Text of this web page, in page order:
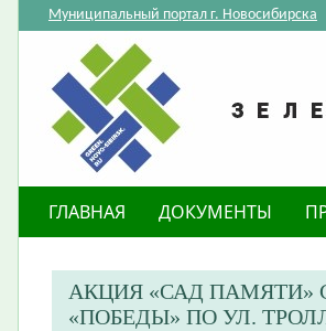
Муниципальный портал г. Новосибирска
ГЛАВНАЯ ДОКУМЕНТЫ
АКЦИЯ «САД ПАМЯТИ»
«ПОБЕДЫ» ПО УЛ.